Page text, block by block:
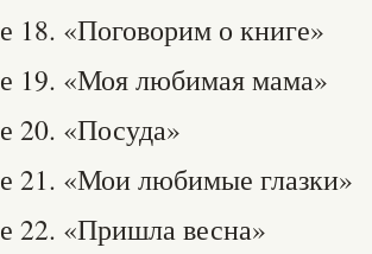
18. «Поговорим о книге»
19. «Моя любимая мама»
20. «Посуда»
21. «Мои любимые глазки»
22. «Пришла весна»